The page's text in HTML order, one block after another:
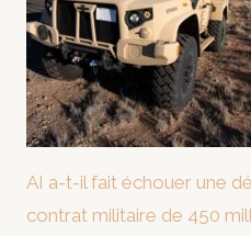
AI a-t-il fait échouer une
contrat militaire de 450